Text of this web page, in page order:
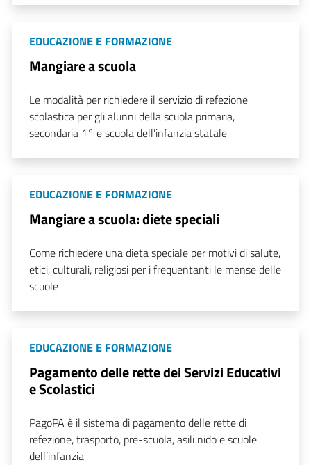
EDUCAZIONE E FORMAZIONE
Mangiare a scuola
Le modalità per richiedere il servizio di refezione
scolastica per gli alunni della scuola primaria,
secondaria 1° e scuola dell’infanzia statale
EDUCAZIONE E FORMAZIONE
Mangiare a scuola: diete speciali
Come richiedere una dieta speciale per motivi di salute,
etici, culturali, religiosi per i frequentanti le mense delle
scuole
EDUCAZIONE E FORMAZIONE
Pagamento delle rette dei Servizi Educativi
e Scolastici
PagoPA è il sistema di pagamento delle rette di
refezione, trasporto, pre-scuola, asili nido e scuole
dell’infanzia